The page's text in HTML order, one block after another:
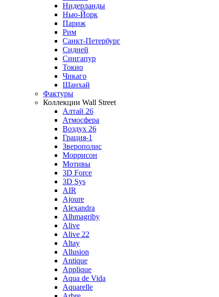
Нидерланды
Нью-Йорк
Париж
Рим
Санкт-Петербург
Сидней
Сингапур
Токио
Чикаго
Шанхай
Фактуры
Коллекции Wall Street
Алтай 26
Атмосфера
Воздух 26
Грация-1
Зверополис
Моррисон
Мотивы
3D Force
3D Sys
AIR
Ajoure
Alexandra
Alhmagriby
Alive
Alive 22
Altay
Allusion
Antique
Applique
Aqua de Vida
Aquarelle